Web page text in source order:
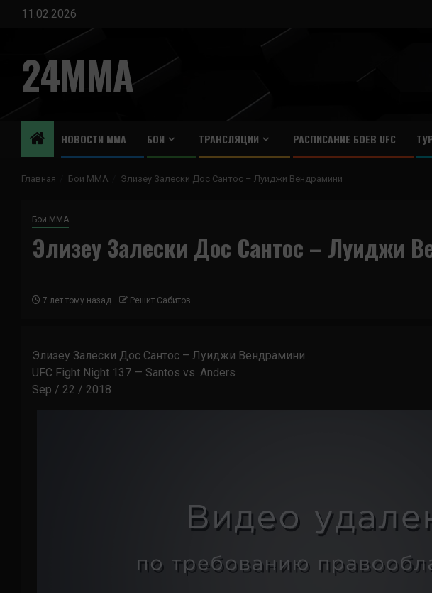
Перейти
содержимому
11.02.2026
24MMA
НОВОСТИ ММА БОИ ТРАНСЛЯЦИИ РАСПИСАНИЕ БОЕВ UFC
Главная Бои ММА Элизеу Залески Дос Сантос – Луиджи Вендрамини
Бои ММА
Элизеу Залески Дос Сантос – Луиджи
7 лет тому назад Решит Сабитов
Элизеу Залески Дос Сантос – Луиджи Вендрамини
UFC Fight Night 137 — Santos vs. Anders
Sep / 22 / 2018